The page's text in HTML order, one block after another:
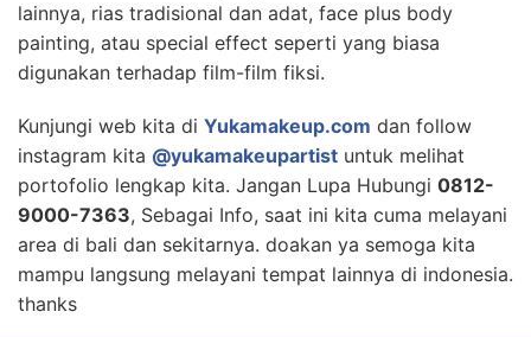
lainnya, rias tradisional dan adat, face plus body
painting, atau special effect seperti yang biasa
digunakan terhadap film-film fiksi.
Kunjungi web kita di Yukamakeup.com dan follow
instagram kita @yukamakeupartist untuk melihat
portofolio lengkap kita. Jangan Lupa Hubungi 0812-
9000-7363, Sebagai Info, saat ini kita cuma melayani
area di bali dan sekitarnya. doakan ya semoga kita
mampu langsung melayani tempat lainnya di indonesia.
thanks